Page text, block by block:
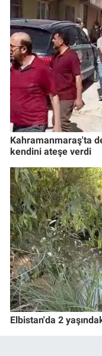
Kahramanmaraş'ta
kendini ateşe verdi
Elbistan'da 2